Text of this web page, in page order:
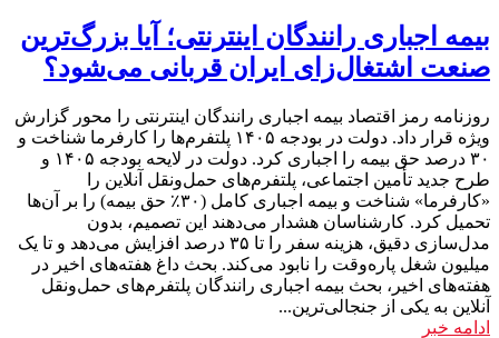
بیمه اجباری رانندگان اینترنتی؛ آیا بزرگ‌ترین
صنعت اشتغال‌زای ایران قربانی می‌شود؟
روزنامه رمز اقتصاد بیمه اجباری رانندگان اینترنتی را محور گزارش
ویژه قرار داد. دولت در بودجه ۱۴۰۵ پلتفرم‌ها را کارفرما شناخت و
۳۰ درصد حق بیمه را اجباری کرد. دولت در لایحه بودجه ۱۴۰۵ و
طرح جدید تأمین اجتماعی، پلتفرم‌های حمل‌ونقل آنلاین را
«کارفرما» شناخت و بیمه اجباری کامل (۳۰٪ حق بیمه) را بر آن‌ها
تحمیل کرد. کارشناسان هشدار می‌دهند این تصمیم، بدون
مدل‌سازی دقیق، هزینه سفر را تا ۳۵ درصد افزایش می‌دهد و تا یک
میلیون شغل پاره‌وقت را نابود می‌کند. بحث داغ هفته‌های اخیر در
هفته‌های اخیر، بحث بیمه اجباری رانندگان پلتفرم‌های حمل‌ونقل
آنلاین به یکی از جنجالی‌ترین...
ادامه خبر